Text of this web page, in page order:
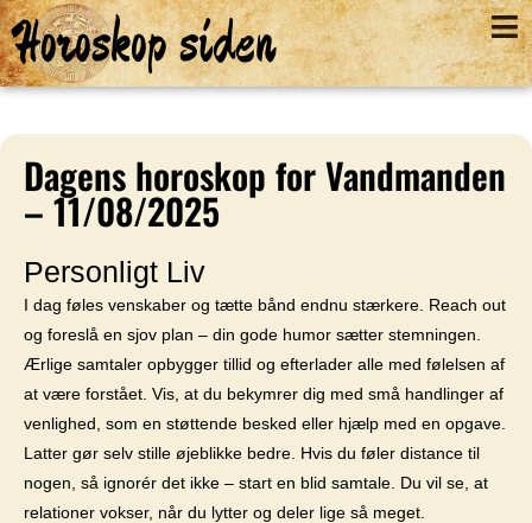
Horoskop siden
Dagens horoskop for Vandmanden
– 11/08/2025
Personligt Liv
I dag føles venskaber og tætte bånd endnu stærkere. Reach out
og foreslå en sjov plan – din gode humor sætter stemningen.
Ærlige samtaler opbygger tillid og efterlader alle med følelsen af
at være forstået. Vis, at du bekymrer dig med små handlinger af
venlighed, som en støttende besked eller hjælp med en opgave.
Latter gør selv stille øjeblikke bedre. Hvis du føler distance til
nogen, så ignorér det ikke – start en blid samtale. Du vil se, at
relationer vokser, når du lytter og deler lige så meget.